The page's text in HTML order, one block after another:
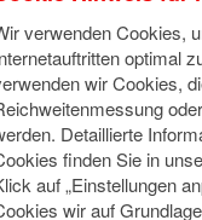
der
ist, hat
hat sich
verwenden Cookies,
optimal
wir Cookies,
Detaillierte
finden Sie in
auf „Einstellungen
wir auf